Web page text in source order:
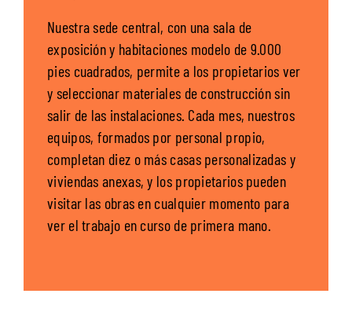
Nuestra sede central, con una sala de
exposición y habitaciones modelo de 9.000
pies cuadrados, permite a los propietarios ver
y seleccionar materiales de construcción sin
salir de las instalaciones. Cada mes, nuestros
equipos, formados por personal propio,
completan diez o más casas personalizadas y
viviendas anexas, y los propietarios pueden
visitar las obras en cualquier momento para
ver el trabajo en curso de primera mano.